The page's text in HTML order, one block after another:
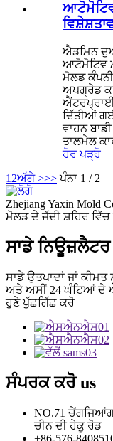
ਐਡਮਿਨ
ਆਟੋਮੋਟਿਵ
ਮੋਲਡ
ਅਪਗ੍ਰੇਡ
ਦਿੱਤੀਆਂ
ਵਾਹਨ
ਤਾਲਮੇਲ
ਹੋਰ ਪੜ੍ਹੋ
1 2ਅੱਗੇ >>> ਪੰਨਾ 1 / 2
Zhejiang Yaxin Mold
ਮੋਲਡ ਦੇ ਜੱਦੀ ਸ਼ਹਿਰ ਵਿੱਚ
ਸਾਡੇ ਨਿਊਜ਼ਲੈਟਰ
ਸਾਡੇ ਉਤਪਾਦਾਂ ਜਾਂ
ਅਤੇ ਅਸੀਂ 24 ਘੰਟਿਆਂ ਦੇ
ਹੁਣੇ ਪੁੱਛਗਿੱਛ ਕਰੋ
ਸੰਪਰਕ ਕਰੋus
NO.71
ਚੀਨ ਦੀ ਹੇਕੂ ਰੋਡ
+86-576-